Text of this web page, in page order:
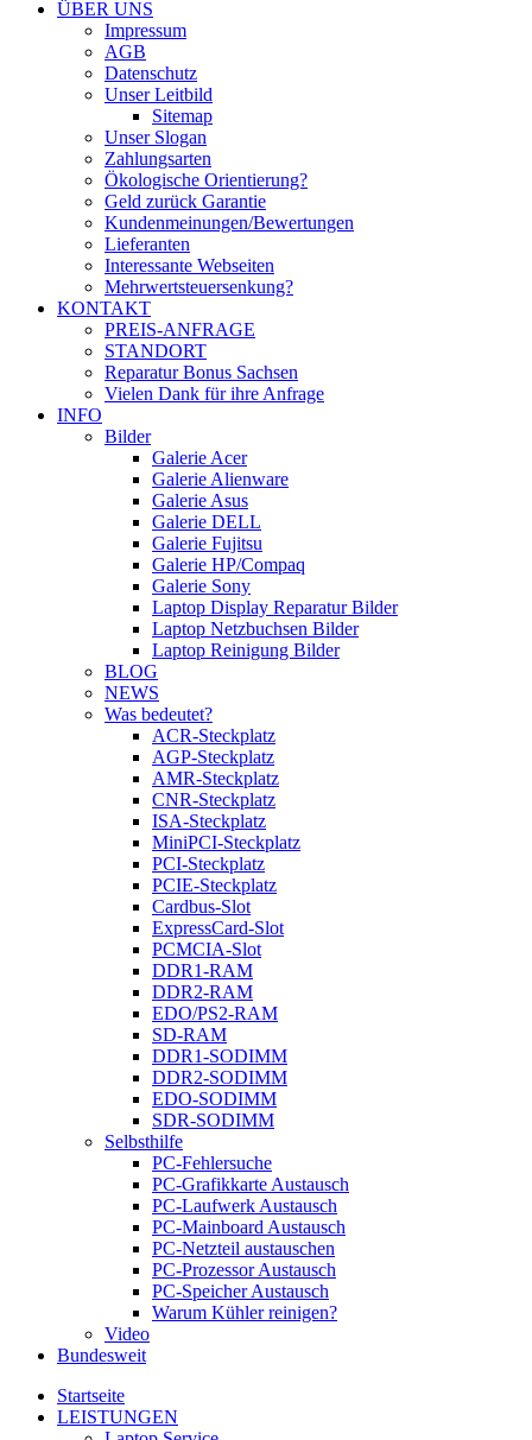
ÜBER UNS
Impressum
AGB
Datenschutz
Unser Leitbild
Sitemap
Unser Slogan
Zahlungsarten
Ökologische Orientierung?
Geld zurück Garantie
Kundenmeinungen/Bewertungen
Lieferanten
Interessante Webseiten
Mehrwertsteuersenkung?
KONTAKT
PREIS-ANFRAGE
STANDORT
Reparatur Bonus Sachsen
Vielen Dank für ihre Anfrage
INFO
Bilder
Galerie Acer
Galerie Alienware
Galerie Asus
Galerie DELL
Galerie Fujitsu
Galerie HP/Compaq
Galerie Sony
Laptop Display Reparatur Bilder
Laptop Netzbuchsen Bilder
Laptop Reinigung Bilder
BLOG
NEWS
Was bedeutet?
ACR-Steckplatz
AGP-Steckplatz
AMR-Steckplatz
CNR-Steckplatz
ISA-Steckplatz
MiniPCI-Steckplatz
PCI-Steckplatz
PCIE-Steckplatz
Cardbus-Slot
ExpressCard-Slot
PCMCIA-Slot
DDR1-RAM
DDR2-RAM
EDO/PS2-RAM
SD-RAM
DDR1-SODIMM
DDR2-SODIMM
EDO-SODIMM
SDR-SODIMM
Selbsthilfe
PC-Fehlersuche
PC-Grafikkarte Austausch
PC-Laufwerk Austausch
PC-Mainboard Austausch
PC-Netzteil austauschen
PC-Prozessor Austausch
PC-Speicher Austausch
Warum Kühler reinigen?
Video
Bundesweit
Startseite
LEISTUNGEN